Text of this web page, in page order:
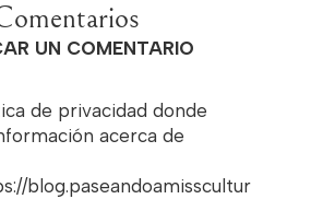
UN COMENTARIO
de privacidad donde
acerca de
blog.paseandoamisscultur